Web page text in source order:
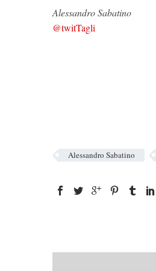
Alessandro Sabatino
@twitTagli
Alessandro Sabatino